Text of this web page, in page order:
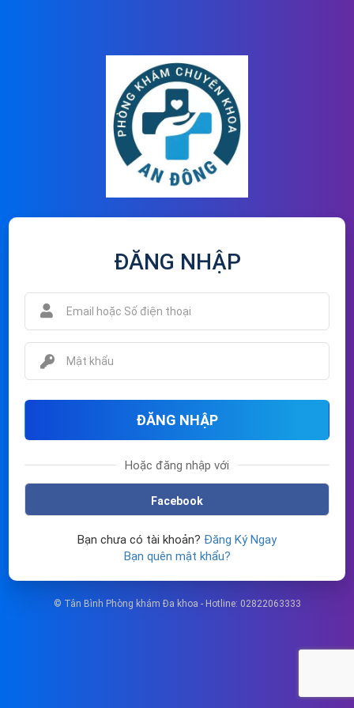
ĐĂNG NHẬP
ĐĂNG NHẬP
Hoặc đăng nhập với
Facebook
Bạn chưa có tài khoản? Đăng Ký Ngay
Bạn quên mật khẩu?
© Tân Bình Phòng khám Đa khoa - Hotline: 02822063333